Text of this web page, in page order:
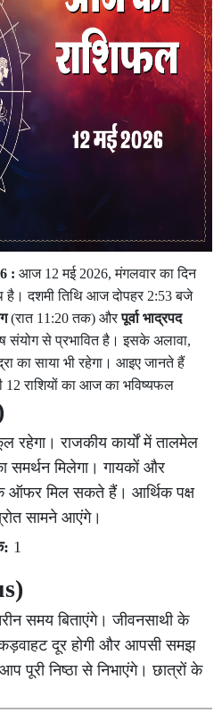
:आज 12 मई 2026, मंगलवार का दिन
है। दशमी तिथि आज दोपहर 2:53 बजे
(रात 11:20 तक) औरपूर्वा भाद्रपद
संयोग से प्रभावित है। इसके अलावा,
का साया भी रहेगा। आइए जानते हैं
राशियों का आज का भविष्यफल
राजकीय कार्यों में तालमेल
मिलेगा। गायकों और
ऑफर मिल सकते हैं। आर्थिक पक्ष
सामने आएंगे।
1
समय बिताएंगे। जीवनसाथी के
दूर होगी और आपसी समझ
पूरी निष्ठा से निभाएंगे। छात्रों के